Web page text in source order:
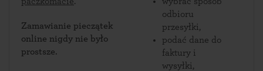
Zamawianie pieczątek
online nigdy nie było
prostsze.
odbioru
przesyłki,
podać dane do
faktury i
wysyłki,